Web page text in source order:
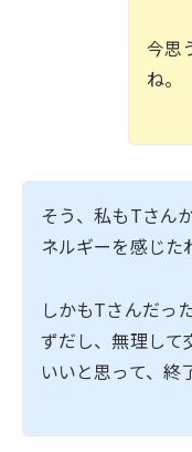
今思
ね。
そう、私もTさん
ネルギーを感じた
しかもTさんだっ
ずだし、無理して
いいと思って、終